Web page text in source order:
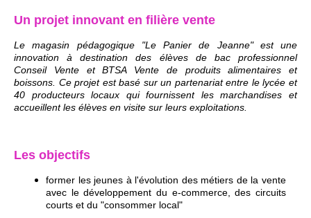
Un projet innovant en filière vente
Le magasin pédagogique "Le Panier de Jeanne" est une
innovation à destination des élèves de bac professionnel
Conseil Vente et BTSA Vente de produits alimentaires et
boissons. Ce projet est basé sur un partenariat entre le lycée et
40 producteurs locaux qui fournissent les marchandises et
accueillent les élèves en visite sur leurs exploitations.
Les objectifs
former les jeunes à l'évolution des métiers de la vente
avec le développement du e-commerce, des circuits
courts et du "consommer local"